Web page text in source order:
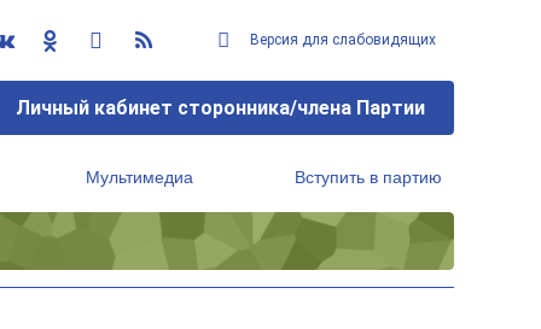
Версия для слабовидящих
Личный кабинет сторонника/члена Партии
Мультимедиа Вступить в партию